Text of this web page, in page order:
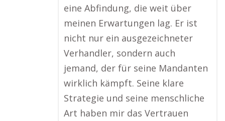
eine Abfindung, die weit über
meinen Erwartungen lag. Er ist
nicht nur ein ausgezeichneter
Verhandler, sondern auch
jemand, der für seine Mandanten
wirklich kämpft. Seine klare
Strategie und seine menschliche
Art haben mir das Vertrauen